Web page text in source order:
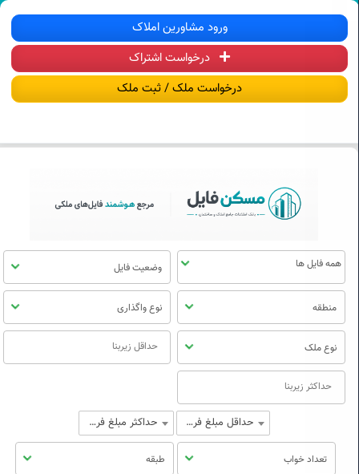
مسکن فایل | خرید، فروش، رهن و اجاره
ورود مشاورین املاک
درخواست اشتراک
درخواست ملک / ثبت ملک
مسکن
فایل
وضعیت فایل
منطقه نوع واگذاری
نوع ملک
حداقل مبلغ فروش حداکثر مبلغ فروش
تعداد خواب طبقه